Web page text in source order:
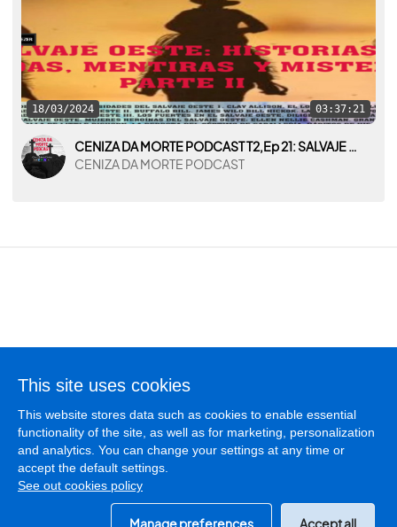
18/03/2024 03:37:21
CENIZA DA MORTE PODCAST T2,Ep 21: SALVAJE OESTE: HISTORIAS,LEYENDAS,MENTIRAS Y MISTERIOS: PARTE II
CENIZA DA MORTE PODCAST
License
SGAERRDD/4/1547/0223
Cookies policy
Manage cookies
© PodCastMania 2026
This site uses cookies
This website stores data such as cookies to enable essential
functionality of the site, as well as for marketing, personalization
and analytics. You can change your settings at any time or
accept the default settings.
See out cookies policy